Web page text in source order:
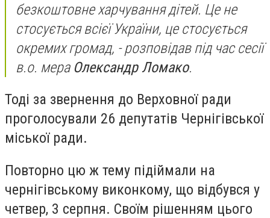
безкоштовне харчування дітей. Це не
стосується всієї України, це стосується
окремих громад, - розповідав під час сесії
в.о. мера Олександр Ломако.
Тоді за звернення до Верховної ради
проголосували 26 депутатів Чернігівської
міської ради.
Повторно цю ж тему підіймали на
чернігівському виконкому, що відбувся у
четвер, 3 серпня. Своїм рішенням цього